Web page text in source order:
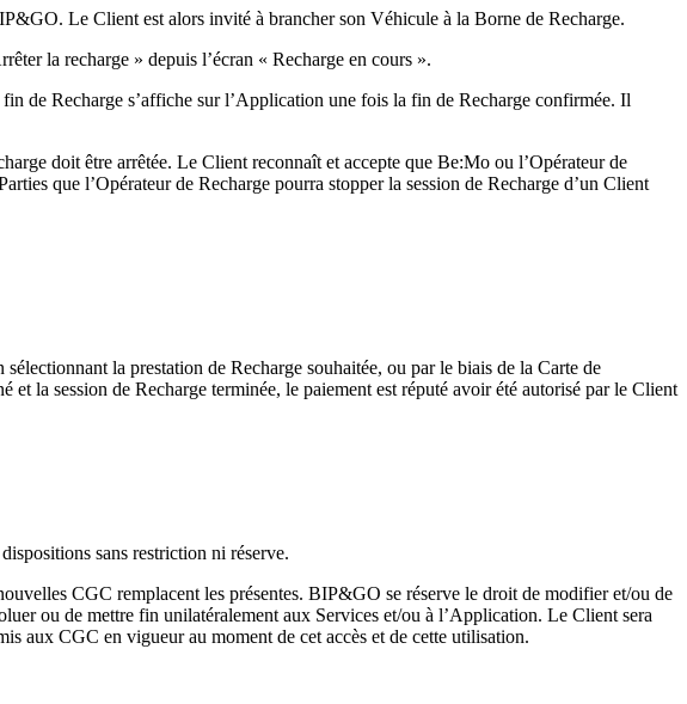
Le Client est alors invité à brancher son Véhicule à la Borne de Recharge.
la recharge » depuis l’écran « Recharge en cours ».
de Recharge s’affiche sur l’Application une fois la fin de Recharge confirmée. Il
doit être arrêtée. Le Client reconnaît et accepte que Be:Mo ou l’Opérateur de
que l’Opérateur de Recharge pourra stopper la session de Recharge d’un Client
la prestation de Recharge souhaitée, ou par le biais de la Carte de
la session de Recharge terminée, le paiement est réputé avoir été autorisé par le Client
sans restriction ni réserve.
CGC remplacent les présentes. BIP&GO se réserve le droit de modifier et/ou de
ou de mettre fin unilatéralement aux Services et/ou à l’Application. Le Client sera
aux CGC en vigueur au moment de cet accès et de cette utilisation.